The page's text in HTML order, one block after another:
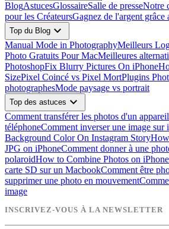
BlogAstucesGlossaireSalle de presseNotre
pour les CréateursGagnez de l'argent
Top du Blog expand_more
Manual Mode in PhotographyMeilleurs
Photo Gratuits Pour MacMeilleures
PhotoshopFix Blurry Pictures On iPhone
SizePixel Coincé vs Pixel MortPlugins
photographesMode paysage vs portrait
Top des astuces expand_more
Comment transférer les photos d'un
téléphoneComment inverser une image sur
Background Color On Instagram Story
JPG on iPhoneComment donner à une
polaroidHow to Combine Photos on iPhone
carte SD sur un MacbookComment être
supprimer une photo en mouvement
image
INSCRIVEZ-VOUS À LA NEWSLETTER